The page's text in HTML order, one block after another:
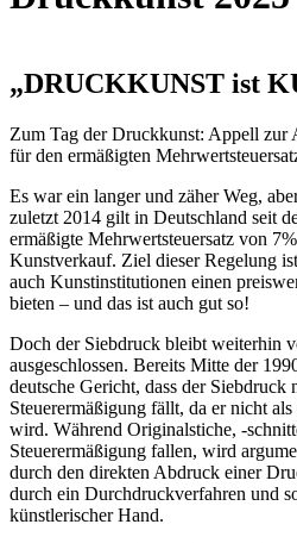
„DRUCKKUNST ist
Zum Tag der Druckkunst: Appell zur
für den ermäßigten
Es war ein langer und zäher Weg,
zuletzt 2014 gilt in Deutschland seit
ermäßigte Mehrwertsteuersatz von
Kunstverkauf. Ziel dieser Regelung
auch Kunstinstitutionen einen
bieten – und das ist auch gut so!
Doch der Siebdruck bleibt weiterhin
ausgeschlossen. Bereits Mitte der
deutsche Gericht, dass der Siebdruck
Steuerermäßigung fällt, da er nicht
wird. Während Originalstiche, -
Steuerermäßigung fallen, wird
durch den direkten Abdruck einer
durch ein Durchdruckverfahren und
künstlerischer Hand.